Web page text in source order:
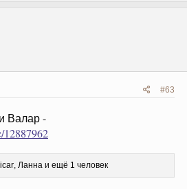
#63
Валар -
12887962
, Ланна и ещё 1 человек